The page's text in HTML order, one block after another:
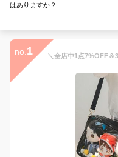
はありますか？
no. 1